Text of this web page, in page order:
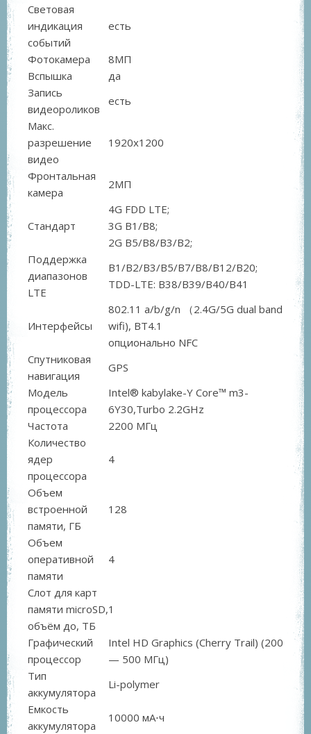
Световая
индикация
событий
есть
Фотокамера
8МП
Вспышка
да
Запись
видеороликов
есть
Макс.
разрешение
видео
1920x1200
Фронтальная
камера
2МП
Стандарт
4G FDD LTE;
3G B1/B8;
2G B5/B8/B3/B2;
Поддержка
диапазонов
LTE
B1/B2/B3/B5/B7/B8/B12/B20;
TDD-LTE: B38/B39/B40/B41
Интерфейсы
802.11 a/b/g/n （2.4G/5G dual band
wifi), BT4.1
опционально NFC
Спутниковая
навигация
GPS
Модель
процессора
Intel® kabylake-Y Core™ m3-
6Y30,Turbo 2.2GHz
Частота
2200 МГц
Количество
ядер
процессора
4
Объем
встроенной
памяти, ГБ
128
Объем
оперативной
памяти
4
Слот для карт
памяти microSD,
объём до, ТБ
1
Графический
процессор
Intel HD Graphics (Cherry Trail) (200
— 500 MГц)
Тип
аккумулятора
Li-polymer
Емкость
аккумулятора
10000 мА⋅ч